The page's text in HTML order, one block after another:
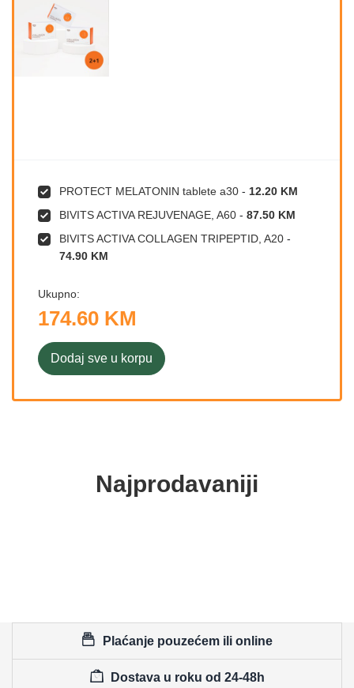
PROTECT MELATONIN tablete a30 - 12.20 KM
BIVITS ACTIVA REJUVENAGE, A60 - 87.50 KM
BIVITS ACTIVA COLLAGEN TRIPEPTID, A20 -
74.90 KM
Ukupno:
174.60 KM
Dodaj sve u korpu
Najprodavaniji
Plaćanje pouzećem ili online
Dostava u roku od 24-48h